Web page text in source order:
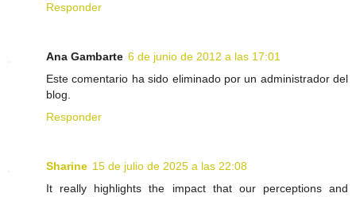
Responder
Ana Gambarte 6 de junio de 2012 a las 17:01
Este comentario ha sido eliminado por un administrador del
blog.
Responder
Sharine 15 de julio de 2025 a las 22:08
It really highlights the impact that our perceptions and